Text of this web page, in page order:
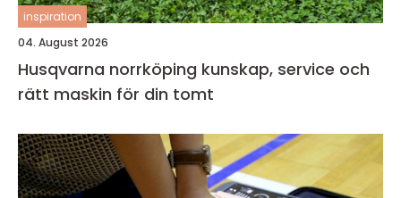
inspiration
04. August 2026
Husqvarna norrköping kunskap, service och
rätt maskin för din tomt